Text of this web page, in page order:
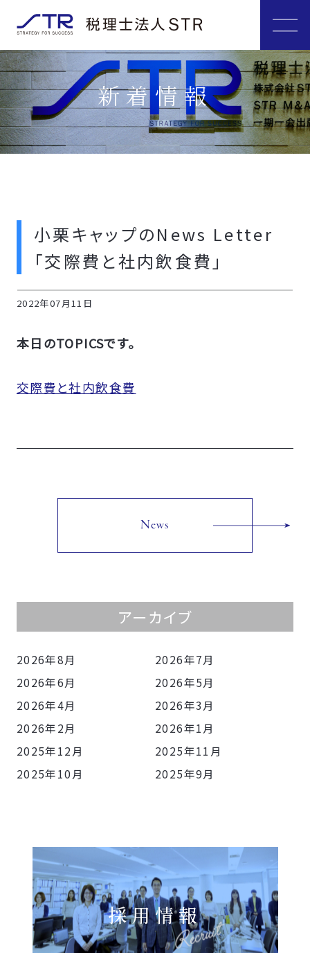
新着情報
小栗キャップのNews Letter
「交際費と社内飲食費」
2022年07月11日
本日のTOPICSです。
交際費と社内飲食費
News
アーカイブ
2026年8月
2026年7月
2026年6月
2026年5月
2026年4月
2026年3月
2026年2月
2026年1月
2025年12月
2025年11月
2025年10月
2025年9月
採用情報